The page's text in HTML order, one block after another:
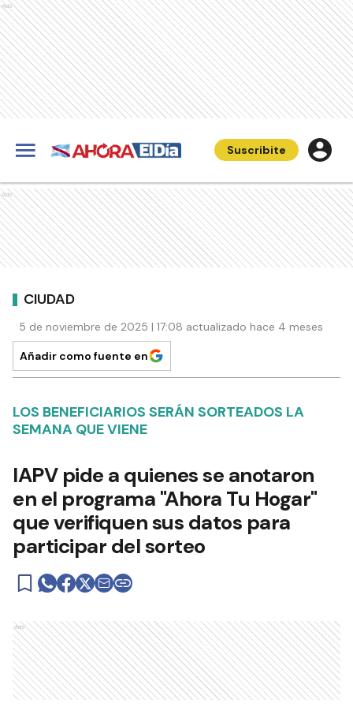
Ads
Suscribite
Ads
CIUDAD
5 de noviembre de 2025 | 17:08 actualizado hace 4 meses
Añadir como fuente en
LOS BENEFICIARIOS SERÁN SORTEADOS LA
SEMANA QUE VIENE
IAPV pide a quienes se anotaron
en el programa "Ahora Tu Hogar"
que verifiquen sus datos para
participar del sorteo
Ads